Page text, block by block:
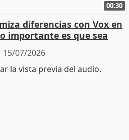
00:30
diferencias con Vox en
importante es que sea
15/07/2026